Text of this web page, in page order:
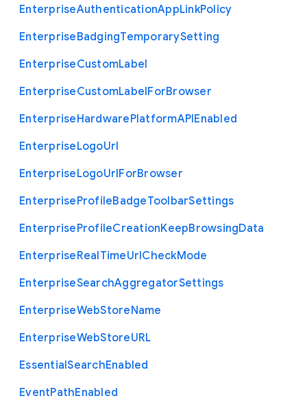
EnterpriseAuthenticationAppLinkPolicy
EnterpriseBadgingTemporarySetting
EnterpriseCustomLabel
EnterpriseCustomLabelForBrowser
EnterpriseHardwarePlatformAPIEnabled
EnterpriseLogoUrl
EnterpriseLogoUrlForBrowser
EnterpriseProfileBadgeToolbarSettings
EnterpriseProfileCreationKeepBrowsingData
EnterpriseRealTimeUrlCheckMode
EnterpriseSearchAggregatorSettings
EnterpriseWebStoreName
EnterpriseWebStoreURL
EssentialSearchEnabled
EventPathEnabled